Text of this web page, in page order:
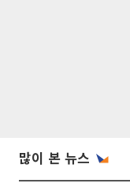
많이 본 뉴스